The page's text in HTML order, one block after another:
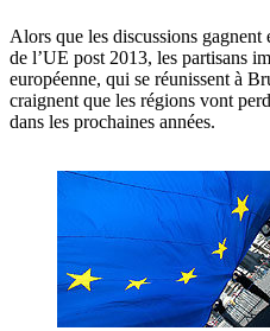
Alors que les discussions
de l’UE post 2013, les partisans
européenne, qui se réunissent à
craignent que les régions vont
dans les prochaines années.